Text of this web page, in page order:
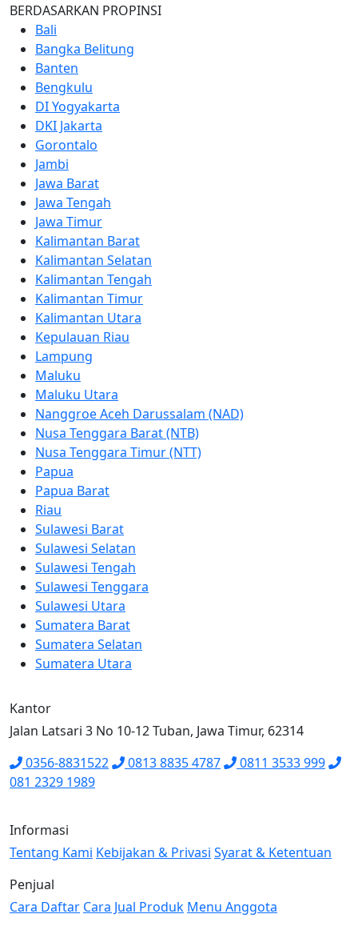
BERDASARKAN PROPINSI
Bali
Bangka Belitung
Banten
Bengkulu
DI Yogyakarta
DKI Jakarta
Gorontalo
Jambi
Jawa Barat
Jawa Tengah
Jawa Timur
Kalimantan Barat
Kalimantan Selatan
Kalimantan Tengah
Kalimantan Timur
Kalimantan Utara
Kepulauan Riau
Lampung
Maluku
Maluku Utara
Nanggroe Aceh Darussalam (NAD)
Nusa Tenggara Barat (NTB)
Nusa Tenggara Timur (NTT)
Papua
Papua Barat
Riau
Sulawesi Barat
Sulawesi Selatan
Sulawesi Tengah
Sulawesi Tenggara
Sulawesi Utara
Sumatera Barat
Sumatera Selatan
Sumatera Utara
Kantor
Jalan Latsari 3 No 10-12 Tuban, Jawa Timur, 62314
0356-8831522
0813 8835 4787
0811 3533 999
081 2329 1989
Informasi
Tentang Kami Kebijakan & Privasi Syarat & Ketentuan
Penjual
Cara Daftar Cara Jual Produk Menu Anggota